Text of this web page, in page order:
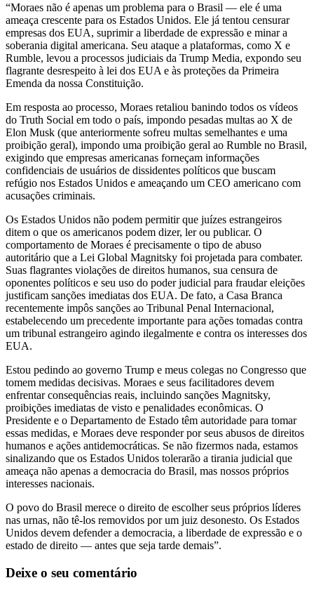
“Moraes não é apenas um problema para o Brasil — ele é uma
ameaça crescente para os Estados Unidos. Ele já tentou censurar
empresas dos EUA, suprimir a liberdade de expressão e minar a
soberania digital americana. Seu ataque a plataformas, como X e
Rumble, levou a processos judiciais da Trump Media, expondo seu
flagrante desrespeito à lei dos EUA e às proteções da Primeira
Emenda da nossa Constituição.
Em resposta ao processo, Moraes retaliou banindo todos os vídeos
do Truth Social em todo o país, impondo pesadas multas ao X de
Elon Musk (que anteriormente sofreu multas semelhantes e uma
proibição geral), impondo uma proibição geral ao Rumble no Brasil,
exigindo que empresas americanas forneçam informações
confidenciais de usuários de dissidentes políticos que buscam
refúgio nos Estados Unidos e ameaçando um CEO americano com
acusações criminais.
Os Estados Unidos não podem permitir que juízes estrangeiros
ditem o que os americanos podem dizer, ler ou publicar. O
comportamento de Moraes é precisamente o tipo de abuso
autoritário que a Lei Global Magnitsky foi projetada para combater.
Suas flagrantes violações de direitos humanos, sua censura de
oponentes políticos e seu uso do poder judicial para fraudar eleições
justificam sanções imediatas dos EUA. De fato, a Casa Branca
recentemente impôs sanções ao Tribunal Penal Internacional,
estabelecendo um precedente importante para ações tomadas contra
um tribunal estrangeiro agindo ilegalmente e contra os interesses dos
EUA.
Estou pedindo ao governo Trump e meus colegas no Congresso que
tomem medidas decisivas. Moraes e seus facilitadores devem
enfrentar consequências reais, incluindo sanções Magnitsky,
proibições imediatas de visto e penalidades econômicas. O
Presidente e o Departamento de Estado têm autoridade para tomar
essas medidas, e Moraes deve responder por seus abusos de direitos
humanos e ações antidemocráticas. Se não fizermos nada, estamos
sinalizando que os Estados Unidos tolerarão a tirania judicial que
ameaça não apenas a democracia do Brasil, mas nossos próprios
interesses nacionais.
O povo do Brasil merece o direito de escolher seus próprios líderes
nas urnas, não tê-los removidos por um juiz desonesto. Os Estados
Unidos devem defender a democracia, a liberdade de expressão e o
estado de direito — antes que seja tarde demais”.
Deixe o seu comentário